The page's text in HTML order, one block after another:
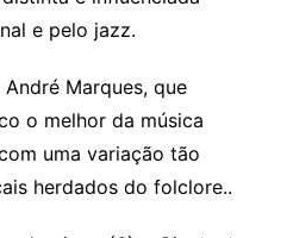
e pelo jazz.
Marques, que
o melhor da música
uma variação tão
herdados do folclore..